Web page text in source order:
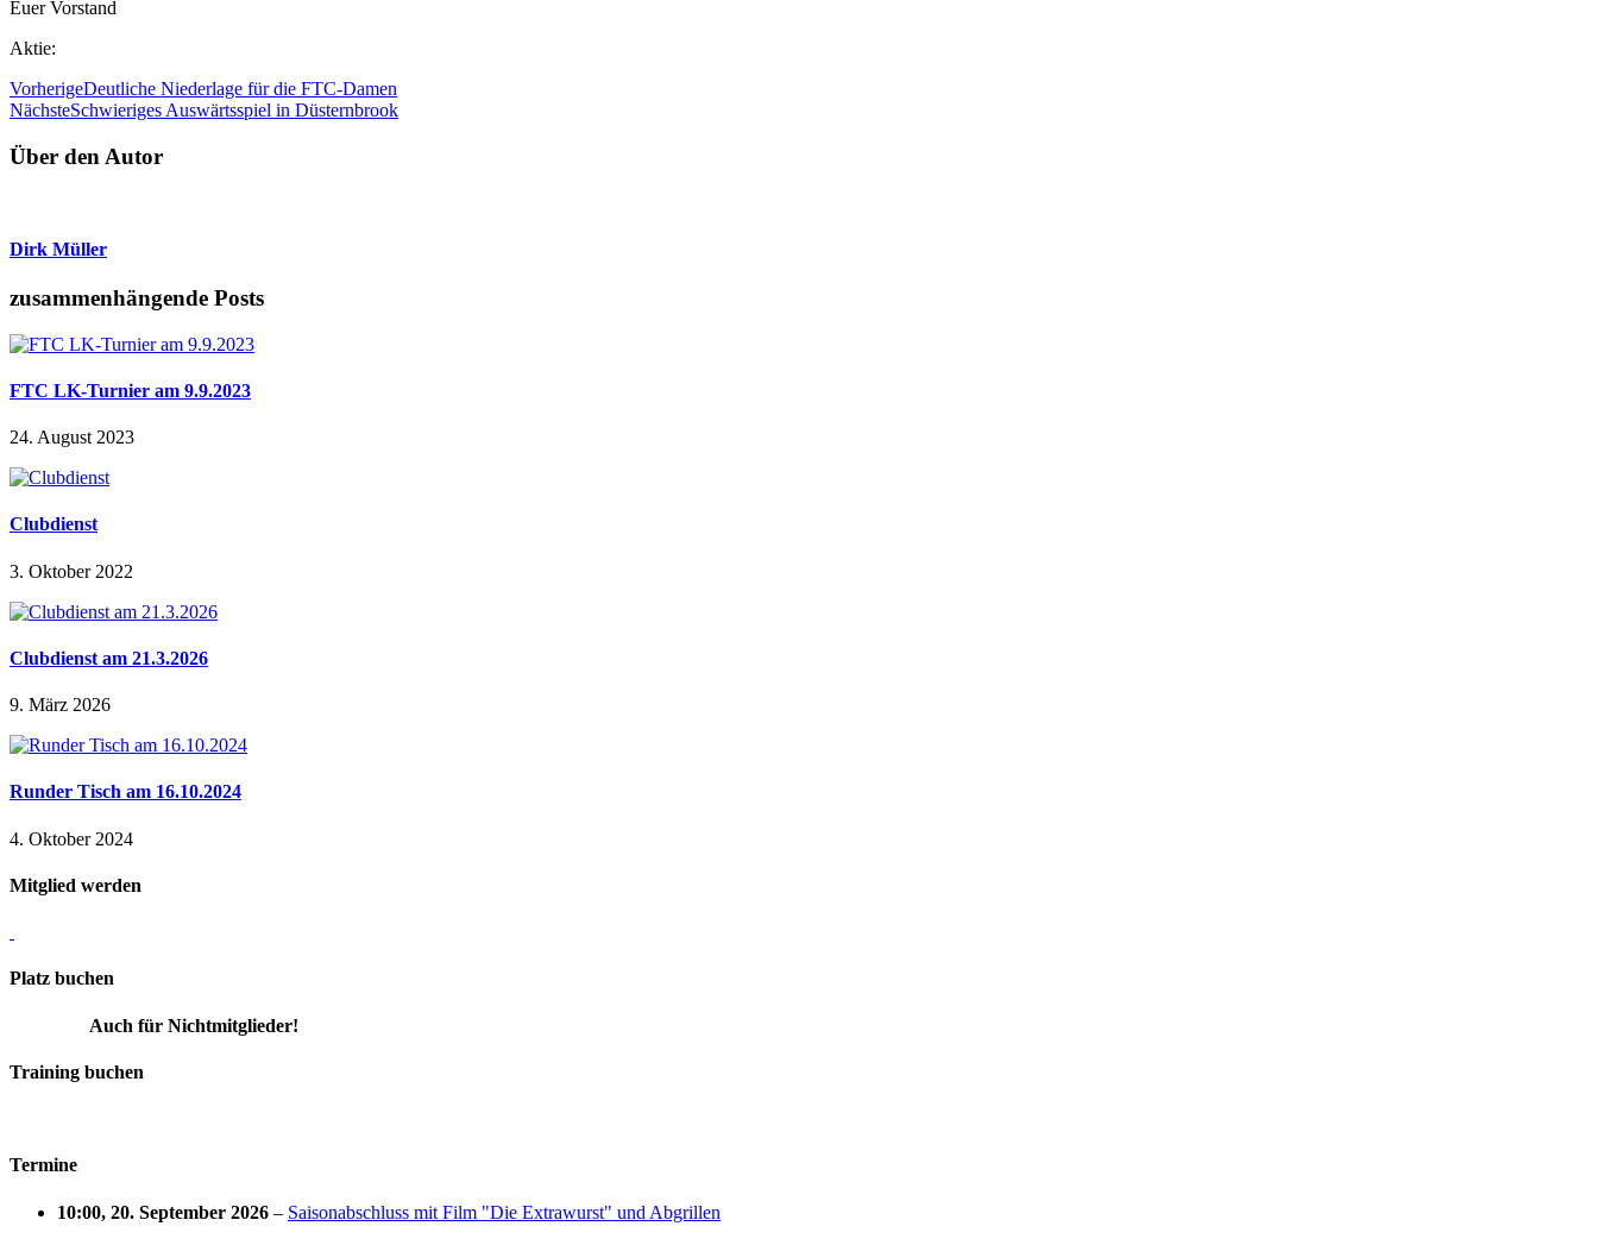
Euer Vorstand
Aktie:
VorherigeDeutliche Niederlage für die FTC-Damen
NächsteSchwieriges Auswärtsspiel in Düsternbrook
Über den Autor
Dirk Müller
zusammenhängende Posts
FTC LK-Turnier am 9.9.2023
24. August 2023
Clubdienst
3. Oktober 2022
Clubdienst am 21.3.2026
9. März 2026
Runder Tisch am 16.10.2024
4. Oktober 2024
Mitglied werden
Platz buchen
Auch für Nichtmitglieder!
Training buchen
Termine
10:00, 20. September 2026 – Saisonabschluss mit Film "Die Extrawurst" und Abgrillen